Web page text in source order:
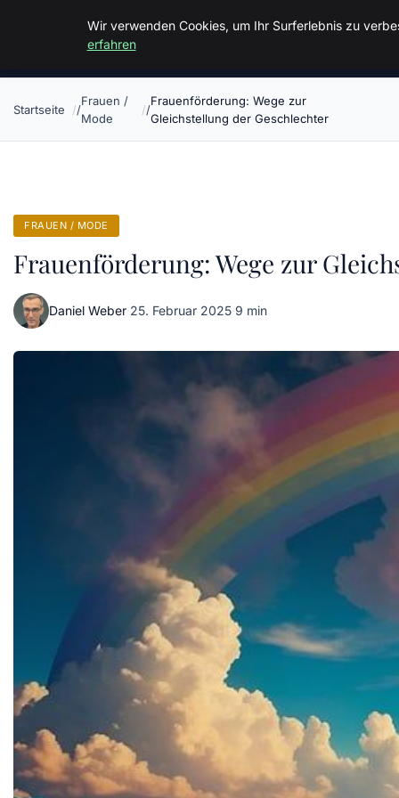
Malzminden
Startseite
Frauen /
Mode
Frauenförderung: Wege zur
Gleichstellung der Geschlechter
FRAUEN / MODE
Frauenförderung: Wege zur
Daniel Weber·25. Februar 2025·9 min
Wir verwenden Cookies, um Ihr Surferlebnis zu
erfahren